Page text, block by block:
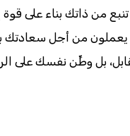
من ذاتك بناء على
يعملون من أجل
بل وطِّن نفسك على